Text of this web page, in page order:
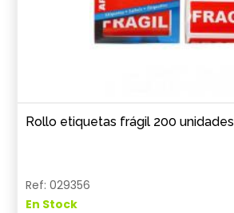
Rollo etiquetas frágil 200 unidades
Ref: 029356
En Stock